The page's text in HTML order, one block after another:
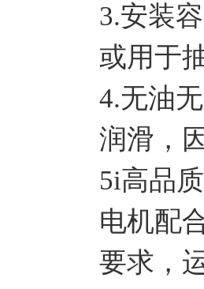
3.安装
或用于
4.无油
润滑，
5i高品
电机配
要求，